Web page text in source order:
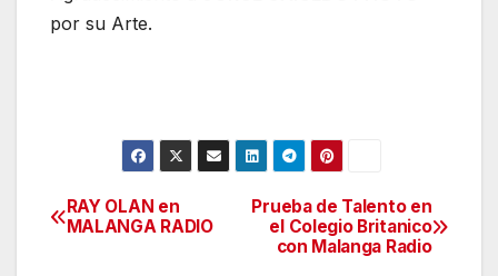
por su Arte.
Navegación
Prueba de Talento en
el Colegio Britanico
con Malanga Radio
RAY OLAN en
MALANGA RADIO